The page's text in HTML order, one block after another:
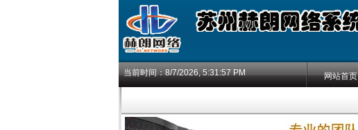
当前时间：8/7/2026, 5:31:57 PM 网站首页